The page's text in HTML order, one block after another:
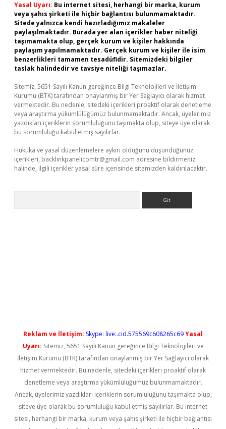
Yasal Uyarı: Bu internet sitesi, herhangi bir marka, kurum
veya şahıs şirketi ile hiçbir bağlantısı bulunmamaktadır.
Sitede yalnızca kendi hazırladığımız makaleler
paylaşılmaktadır. Burada yer alan içerikler haber niteliği
taşımamakta olup, gerçek kurum ve kişiler hakkında
paylaşım yapılmamaktadır. Gerçek kurum ve kişiler ile isim
benzerlikleri tamamen tesadüfidir. Sitemizdeki bilgiler
taslak halindedir ve tavsiye niteliği taşımazlar.
Sitemiz, 5651 Sayılı Kanun gereğince Bilgi Teknolojileri ve İletişim
Kurumu (BTK) tarafından onaylanmış bir Yer Sağlayıcı olarak hizmet
vermektedir. Bu nedenle, sitedeki içerikleri proaktif olarak denetleme
veya araştırma yükümlülüğümüz bulunmamaktadır. Ancak, üyelerimiz
yazdıkları içeriklerin sorumluluğunu taşımakta olup, siteye üye olarak
bu sorumluluğu kabul etmiş sayılırlar.
Hukuka ve yasal düzenlemelere aykırı olduğunu düşündüğünüz
içerikleri, backlinkpanelicomtr@gmail.com adresine bildirmeniz
halinde, ilgili içerikler yasal süre içerisinde sitemizden kaldırılacaktır.
Reklam ve İletişim: Skype: live:.cid.575569c608265c69Yasal
Uyarı: Sitemiz, 5651 Sayılı Kanun gereğince Bilgi Teknolojileri ve
İletişim Kurumu (BTK) tarafından onaylanmış bir Yer Sağlayıcı olarak
hizmet vermektedir. Bu nedenle, sitedeki içerikleri proaktif olarak
denetleme veya araştırma yükümlülüğümüz bulunmamaktadır.
Ancak, üyelerimiz yazdıkları içeriklerin sorumluluğunu taşımakta olup,
siteye üye olarak bu sorumluluğu kabul etmiş sayılırlar. Bu internet
sitesi, herhangi bir marka, kurum veya şahıs şirketi ile hiçbir bağlantısı